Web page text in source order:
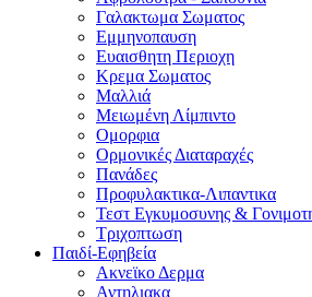
Γαλακτωμα Σωματος
Εμμηνοπαυση
Ευαισθητη Περιοχη
Κρεμα Σωματος
Μαλλιά
Μειωμένη Λίμπιντο
Ομορφια
Ορμονικές Διαταραχές
Πανάδες
Προφυλακτικα-Λιπαντικα
Τεστ Εγκυμοσυνης &
Τριχοπτωση
Παιδί-Εφηβεία
Ακνεϊκο Δερμα
Αντηλιακα